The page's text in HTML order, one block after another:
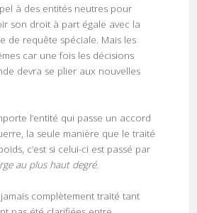
à des entités neutres pour
son droit à part égale avec la
de requête spéciale. Mais les
car une fois les décisions
devra se plier aux nouvelles
l’entité qui passe un accord
la seule manière que le traité
c’est si celui-ci est passé par
au plus haut degré.
complètement traité tant